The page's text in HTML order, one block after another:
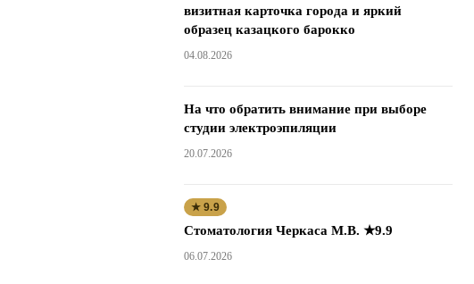
визитная карточка города и яркий
образец казацкого барокко
04.08.2026
На что обратить внимание при выборе
студии электроэпиляции
20.07.2026
★ 9.9
Стоматология Черкаса М.В. ★9.9
06.07.2026